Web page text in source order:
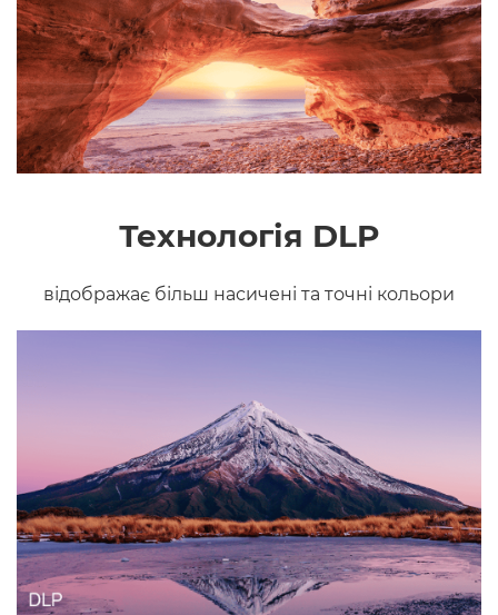
Технологія DLP
відображає більш насичені та точні кольори